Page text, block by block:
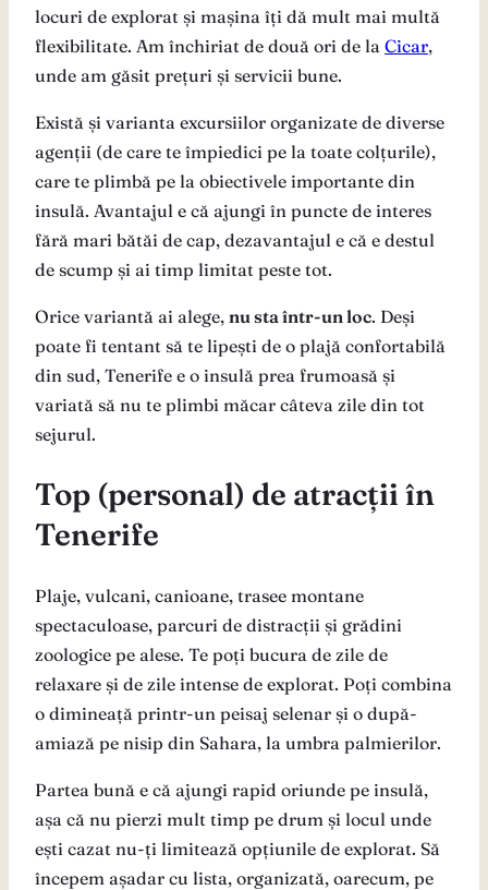
locuri de explorat și mașina îți dă mult mai multă
flexibilitate. Am închiriat de două ori de la Cicar,
unde am găsit prețuri și servicii bune.
Există și varianta excursiilor organizate de diverse
agenții (de care te împiedici pe la toate colțurile),
care te plimbă pe la obiectivele importante din
insulă. Avantajul e că ajungi în puncte de interes
fără mari bătăi de cap, dezavantajul e că e destul
de scump și ai timp limitat peste tot.
Orice variantă ai alege, nu sta într-un loc. Deși
poate fi tentant să te lipești de o plajă confortabilă
din sud, Tenerife e o insulă prea frumoasă și
variată să nu te plimbi măcar câteva zile din tot
sejurul.
Top (personal) de atracții în
Tenerife
Plaje, vulcani, canioane, trasee montane
spectaculoase, parcuri de distracții și grădini
zoologice pe alese. Te poți bucura de zile de
relaxare și de zile intense de explorat. Poți combina
o dimineață printr-un peisaj selenar și o după-
amiază pe nisip din Sahara, la umbra palmierilor.
Partea bună e că ajungi rapid oriunde pe insulă,
așa că nu pierzi mult timp pe drum și locul unde
ești cazat nu-ți limitează opțiunile de explorat. Să
începem așadar cu lista, organizată, oarecum, pe